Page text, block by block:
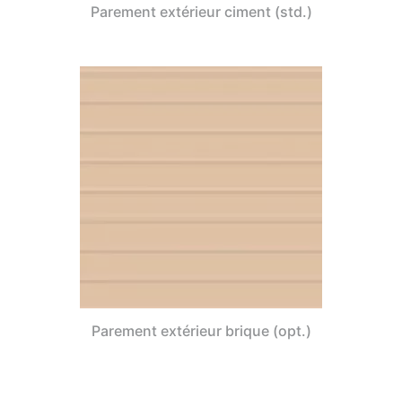
Parement extérieur ciment (std.)
Parement extérieur brique (opt.)